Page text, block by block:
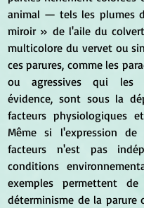
animal — tels les plumes
miroir » de l'aile du
multicolore du vervet ou
ces parures, comme les
ou agressives qui les
évidence, sont sous la
facteurs physiologiques
Même si l'expression de
facteurs n'est pas
conditions
exemples permettent
déterminisme de la parure